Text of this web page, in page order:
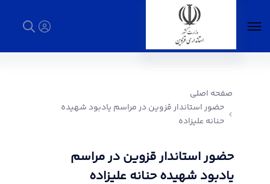
صفحه اصلی
حضور استاندار قزوین در مراسم یادبود شهیده
حنانه علیزاده
حضور استاندار قزوین در مراسم
یادبود شهیده حنانه علیزاده